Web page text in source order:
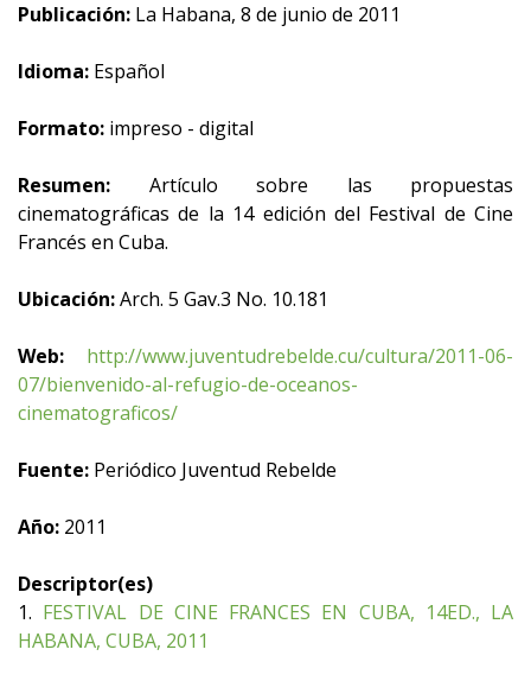
Publicación: La Habana, 8 de junio de 2011
Idioma: Español
Formato: impreso - digital
Resumen: Artículo sobre las propuestas
cinematográficas de la 14 edición del Festival de Cine
Francés en Cuba.
Ubicación:Arch. 5 Gav.3 No. 10.181
Web:
http://www.juventudrebelde.cu/cultura/2011-06-
07/bienvenido-al-refugio-de-oceanos-
cinematograficos/
Fuente: Periódico Juventud Rebelde
Año: 2011
Descriptor(es)
1. FESTIVAL DE CINE FRANCES EN CUBA, 14ED., LA
HABANA, CUBA, 2011